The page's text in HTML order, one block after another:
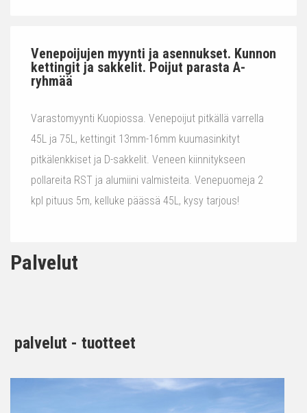
Venepoijujen myynti ja asennukset. Kunnon
kettingit ja sakkelit. Poijut parasta A-
ryhmää
Varastomyynti Kuopiossa. Venepoijut pitkällä varrella
45L ja 75L, kettingit 13mm-16mm kuumasinkityt
pitkälenkkiset ja D-sakkelit. Veneen kiinnitykseen
pollareita RST ja alumiini valmisteita. Venepuomeja 2
kpl pituus 5m, kelluke päässä 45L, kysy tarjous!
Palvelut
palvelut - tuotteet